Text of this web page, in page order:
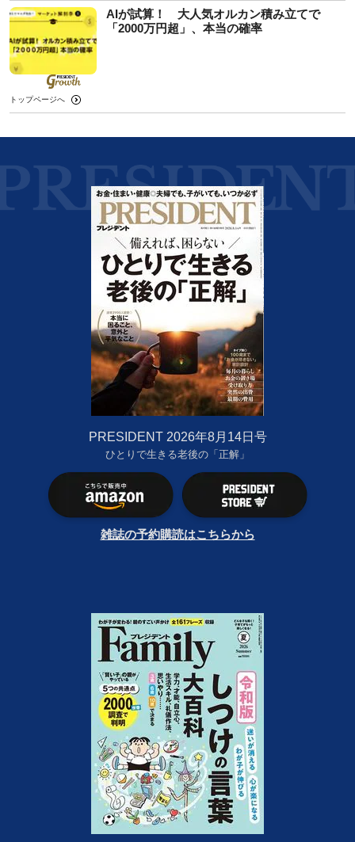
AIが試算！ 大人気オルカン積み立てで
「2000万円超」、本当の確率
トップページへ
PRESIDENT 2026年8月14日号
ひとりで生きる老後の「正解」
雑誌の予約購読はこちらから